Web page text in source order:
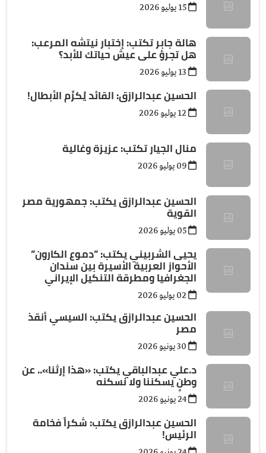
هالة جابر تكتب: إختبار نيتشه المرعب:
هل تجرؤ على عيش حياتك للأبد؟
الحسين عبدالرازق: القائد يُكرِّم الأبطال!
منال الجيار تكتب: عزيزة وغالية
الحسين عبدالرازق يكتب: جمهورية مصر
القوية
يحيى الشربيني يكتب: ”دموع الكارون”
الأحواز العربية الأسيرة بين سندان
الجغرافيا ومطرقة التنكيل الإيراني
الحسين عبدالرازق يكتب: السيسي أنقذ
مصر
د.علي عبدالباقي يكتب: ​«هذا إرثنا».. عن
وطنٍ يسكننا ولا نسكنه
الحسين عبدالرازق يكتب: شكراً فخامة
الرئيس!